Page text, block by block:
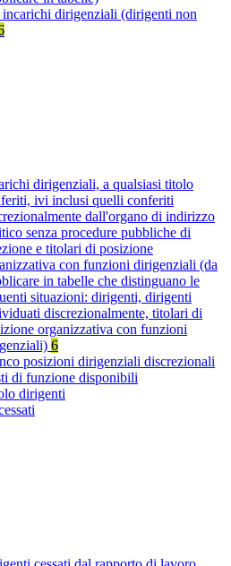
dirigenziali (dirigenti non
dirigenziali, a qualsiasi titolo
ivi inclusi quelli conferiti
dall'organo di indirizzo
senza procedure pubbliche di
e titolari di posizione
con funzioni dirigenziali (da
in tabelle che distinguano le
situazioni: dirigenti, dirigenti
discrezionalmente, titolari di
organizzativa con funzioni
6
posizioni dirigenziali discrezionali
di funzione disponibili
dirigenti